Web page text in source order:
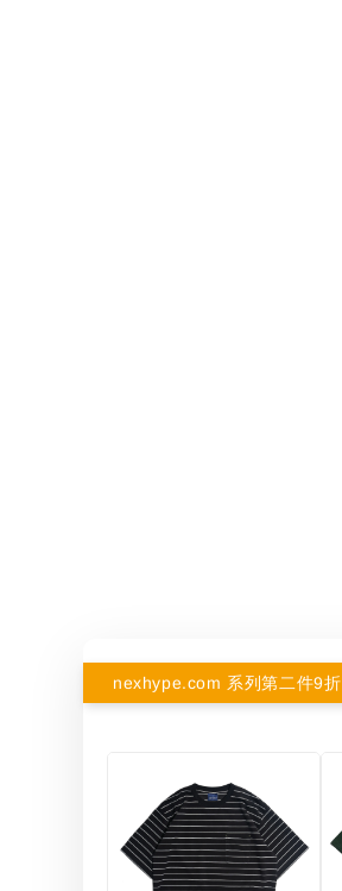
nexhype.com 系列第二件9折